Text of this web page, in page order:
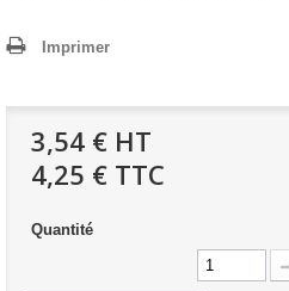
Imprimer
3,54 € HT
4,25 € TTC
Quantité